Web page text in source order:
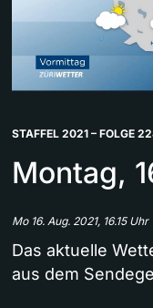
STAFFEL 2021 – FOLGE
Montag,
Mo 16. Aug. 2021, 16.15 Uhr
Das aktuelle
aus dem